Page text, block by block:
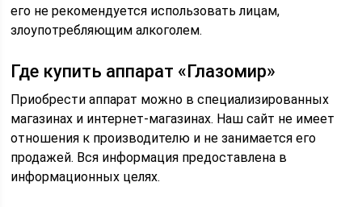
его не рекомендуется использовать лицам,
злоупотребляющим алкоголем.
Где купить аппарат «Глазомир»
Приобрести аппарат можно в специализированных
магазинах и интернет-магазинах. Наш сайт не имеет
отношения к производителю и не занимается его
продажей. Вся информация предоставлена в
информационных целях.